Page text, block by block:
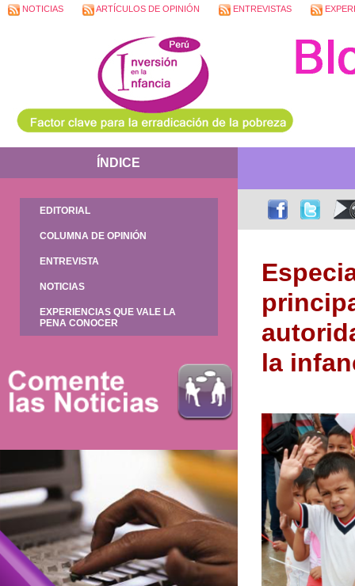
NOTICIAS ARTÍCULOS DE OPINIÓN ENTREVISTAS
ÍNDICE
EDITORIAL
COLUMNA DE OPINIÓN
ENTREVISTA
NOTICIAS
EXPERIENCIAS QUE VALE LA
PENA CONOCER
la